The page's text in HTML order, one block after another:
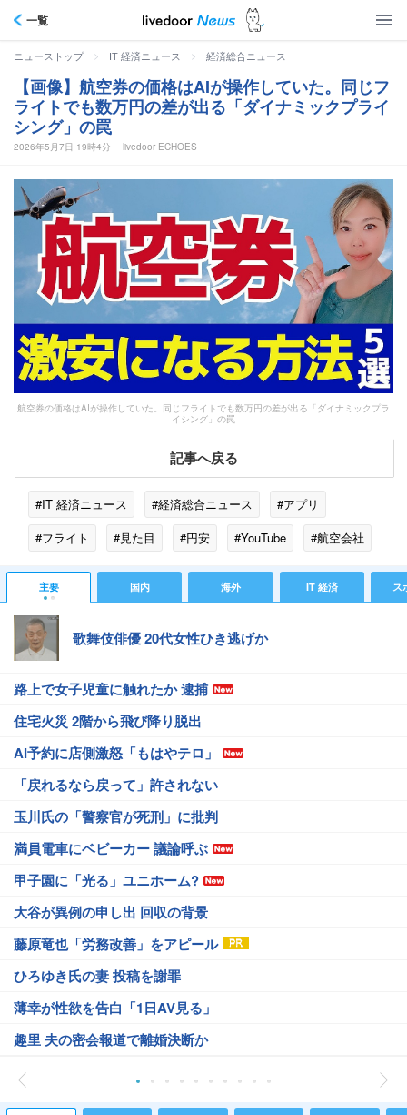
一覧
ニューストップ > IT 経済ニュース > 経済総合ニュース
【画像】航空券の価格はAIが操作していた。同じフ
ライトでも数万円の差が出る「ダイナミックプライ
シング」の罠
2026年5月7日 19時4分 livedoor ECHOES
航空券の価格はAIが操作していた。同じフライトでも数万円の差が出る「ダイナミックプラ
イシング」の罠
記事へ戻る
#IT 経済ニュース #経済総合ニュース
#アプリ
#フライト
#見た目 #円安 #YouTube
#航空会社
#ブラウザ
主要 国内 海外 IT 経済 ス
歌舞伎俳優 20代女性ひき逃げか
路上で女子児童に触れたか 逮捕
住宅火災 2階から飛び降り脱出
AI予約に店側激怒「もはやテロ」
「戻れるなら戻って」許されない
玉川氏の「警察官が死刑」に批判
満員電車にベビーカー 議論呼ぶ
甲子園に「光る」ユニホーム?
大谷が異例の申し出 回収の背景
藤原竜也「労務改善」をアピール
ひろゆき氏の妻 投稿を謝罪
薄幸が性欲を告白「1日AV見る」
趣里 夫の密会報道で離婚決断か